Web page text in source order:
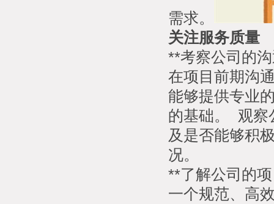
需求。
关注服务质量
**考察公司的
在项目前期沟
能够提供专业
的基础。 观察
及是否能够积
况。
**了解公司的
一个规范、高